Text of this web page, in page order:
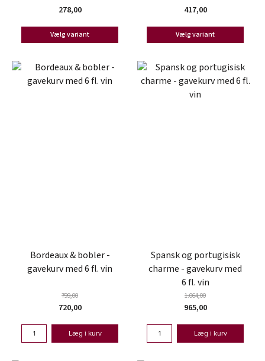
278,00
Vælg variant
417,00
Vælg variant
Bordeaux & bobler -
gavekurv med 6 fl. vin
799,00
720,00
Læg i kurv
Spansk og portugisisk
charme - gavekurv med
6 fl. vin
1.064,00
965,00
Læg i kurv